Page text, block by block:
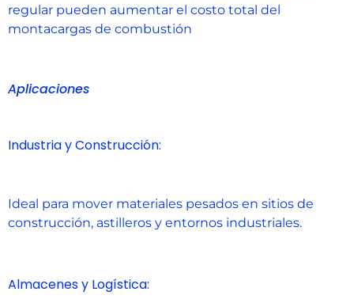
regular pueden aumentar el costo total del
montacargas de combustión
Aplicaciones
Industria y Construcción:
Ideal para mover materiales pesados en sitios de
construcción, astilleros y entornos industriales.
Almacenes y Logística: